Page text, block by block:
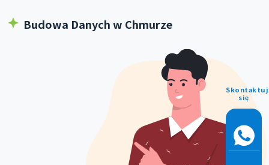
Budowa Danych w Chmurze
Skontaktuj
się